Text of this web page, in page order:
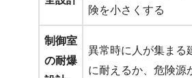
険を小さくする
制御室
の耐爆
異常時に人が集まる
に耐えるか、危険源